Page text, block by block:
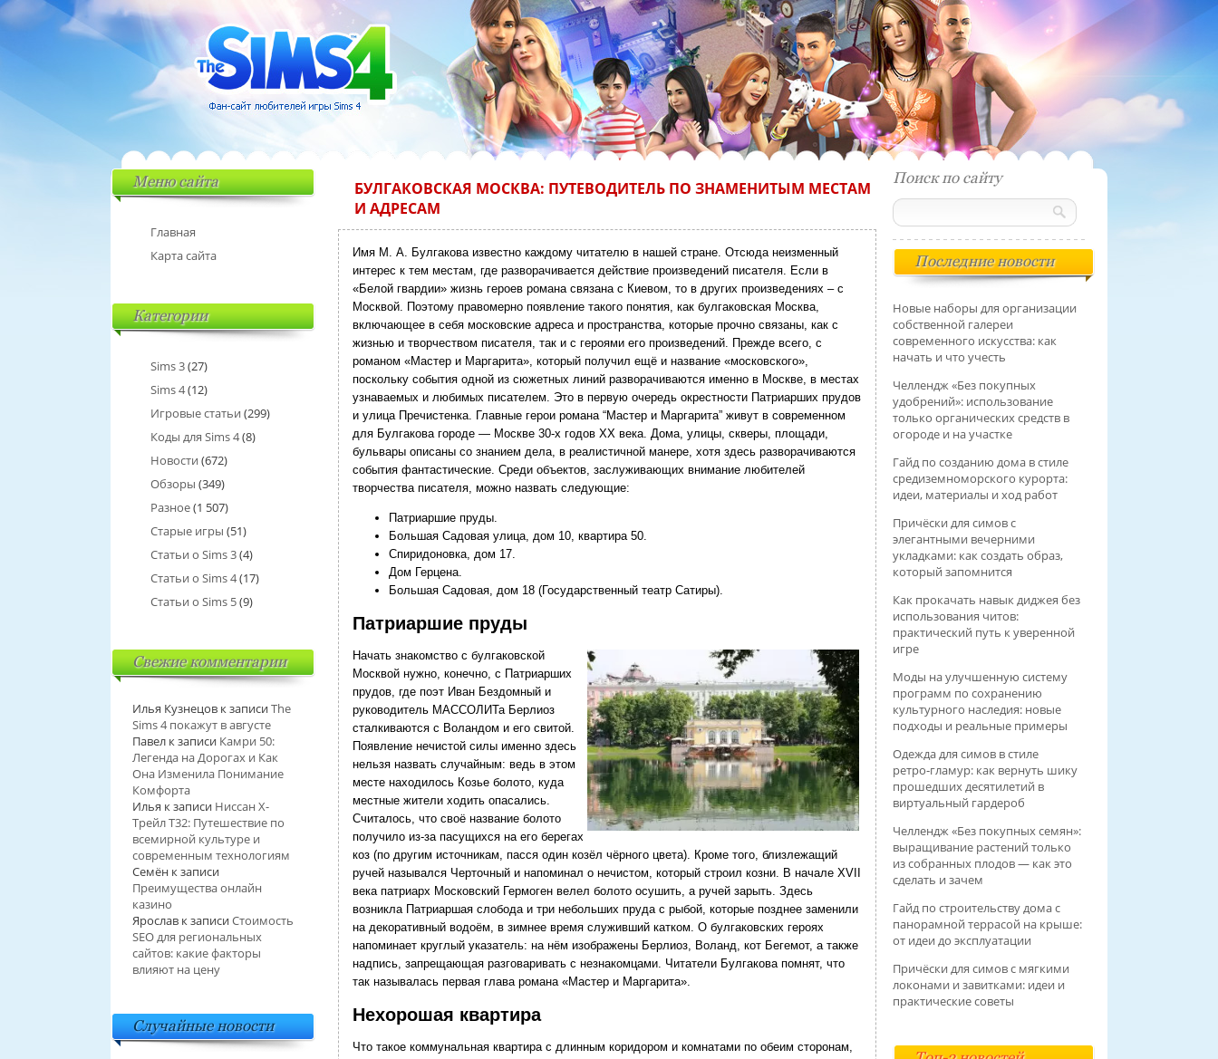
БУЛГАКОВСКАЯ МОСКВА: ПУТЕВОДИТЕЛЬ ПО ЗНАМЕНИТЫМ МЕСТАМ
И АДРЕСАМ
Имя М. А. Булгакова известно каждому читателю в нашей стране. Отсюда неизменный
интерес к тем местам, где разворачивается действие произведений писателя. Если в
«Белой гвардии» жизнь героев романа связана с Киевом, то в других произведениях – с
Москвой. Поэтому правомерно появление такого понятия, как булгаковская Москва,
включающее в себя московские адреса и пространства, которые прочно связаны, как с
жизнью и творчеством писателя, так и с героями его произведений. Прежде всего, с
романом «Мастер и Маргарита», который получил ещё и название «московского»,
поскольку события одной из сюжетных линий разворачиваются именно в Москве, в местах
узнаваемых и любимых писателем. Это в первую очередь окрестности Патриарших прудов
и улица Пречистенка. Главные герои романа “Мастер и Маргарита” живут в современном
для Булгакова городе — Москве 30-х годов XX века. Дома, улицы, скверы, площади,
бульвары описаны со знанием дела, в реалистичной манере, хотя здесь разворачиваются
события фантастические. Среди объектов, заслуживающих внимание любителей
творчества писателя, можно назвать следующие:
Патриаршие пруды.
Большая Садовая улица, дом 10, квартира 50.
Спиридоновка, дом 17.
Дом Герцена.
Большая Садовая, дом 18 (Государственный театр Сатиры).
Патриаршие пруды
Начать знакомство с булгаковской
Москвой нужно, конечно, с Патриарших
прудов, где поэт Иван Бездомный и
руководитель МАССОЛИТа Берлиоз
сталкиваются с Воландом и его свитой.
Появление нечистой силы именно здесь
нельзя назвать случайным: ведь в этом
месте находилось Козье болото, куда
местные жители ходить опасались.
Считалось, что своё название болото
получило из-за пасущихся на его берегах
коз (по другим источникам, пасся один козёл чёрного цвета). Кроме того, близлежащий
ручей назывался Черточный и напоминал о нечистом, который строил козни. В начале XVII
века патриарх Московский Гермоген велел болото осушить, а ручей зарыть. Здесь
возникла Патриаршая слобода и три небольших пруда с рыбой, которые позднее заменили
на декоративный водоём, в зимнее время служивший катком. О булгаковских героях
напоминает круглый указатель: на нём изображены Берлиоз, Воланд, кот Бегемот, а также
надпись, запрещающая разговаривать с незнакомцами. Читатели Булгакова помнят, что
так называлась первая глава романа «Мастер и Маргарита».
Нехорошая квартира
Что такое коммунальная квартира с длинным коридором и комнатами по обеим сторонам,
Меню сайта
Главная
Карта сайта
Категории
Sims 3(27)
Sims 4(12)
Игровые статьи (299)
Коды для Sims 4(8)
Новости (672)
Обзоры (349)
Разное(1 507)
Старые игры (51)
Статьи о Sims 3(4)
Статьи о Sims 4(17)
Статьи о Sims 5(9)
Свежие комментарии
Илья Кузнецов к записиThe
Sims 4 покажут в августе
Павел к записи Камри 50:
Легенда на Дорогах и Как
Она Изменила Понимание
Комфорта
Илья к записи Ниссан Х-
Трейл T32: Путешествие по
всемирной культуре и
современным технологиям
Семён к записи
Преимущества онлайн
казино
Ярослав к записиСтоимость
SEO для региональных
сайтов: какие факторы
влияют на цену
Случайные новости
Поиск по сайту
Последние новости
Новые наборы для организации
собственной галереи
современного искусства: как
начать и что учесть
Челлендж «Без покупных
удобрений»: использование
только органических средств в
огороде и на участке
Гайд по созданию дома в стиле
средиземноморского курорта:
идеи, материалы и ход работ
Причёски для симов с
элегантными вечерними
укладками: как создать образ,
который запомнится
Как прокачать навык диджея без
использования читов:
практический путь к уверенной
игре
Моды на улучшенную систему
программ по сохранению
культурного наследия: новые
подходы и реальные примеры
Одежда для симов в стиле
ретро‑гламур: как вернуть шику
прошедших десятилетий в
виртуальный гардероб
Челлендж «Без покупных семян»:
выращивание растений только
из собранных плодов — как это
сделать и зачем
Гайд по строительству дома с
панорамной террасой на крыше:
от идеи до эксплуатации
Причёски для симов с мягкими
локонами и завитками: идеи и
практические советы